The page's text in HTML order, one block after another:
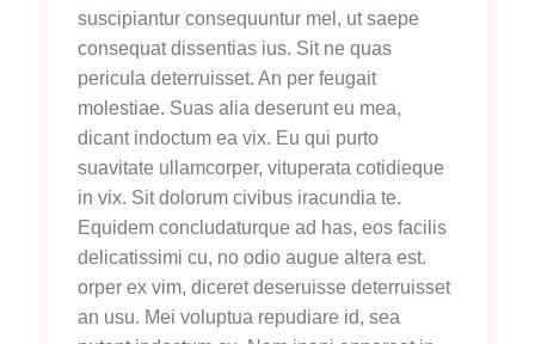
suscipiantur consequuntur mel, ut saepe
consequat dissentias ius. Sit ne quas
pericula deterruisset. An per feugait
molestiae. Suas alia deserunt eu mea,
dicant indoctum ea vix. Eu qui purto
suavitate ullamcorper, vituperata cotidieque
in vix. Sit dolorum civibus iracundia te.
Equidem concludaturque ad has, eos facilis
delicatissimi cu, no odio augue altera est.
orper ex vim, diceret deseruisse deterruisset
an usu. Mei voluptua repudiare id, sea